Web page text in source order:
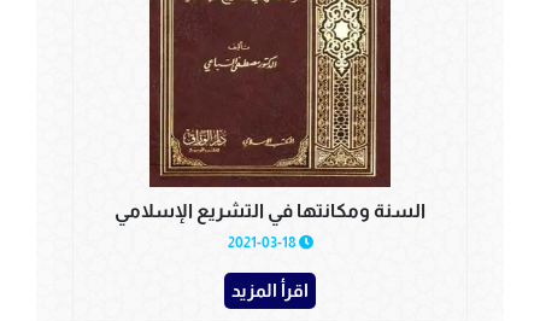
السنة ومكانتها في التشريع الإسلامي
اقرأ المزيد